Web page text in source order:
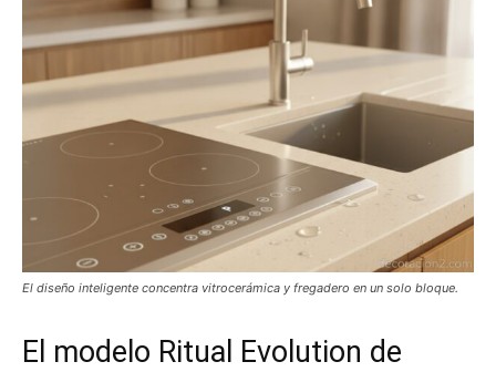
El diseño inteligente concentra vitrocerámica y fregadero en un solo bloque.
El modelo Ritual Evolution de